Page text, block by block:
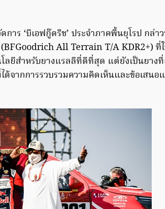
การ ‘บีเอฟกู๊ดริช’ ประจำภาคพื้นยุโรป กล่า
(BFGoodrich All Terrain T/A KDR2+) ที่
ลยีสำหรับยางแรลลีที่ดีที่สุด แต่ยังเป็นยางที่
จากการรวบรวมความคิดเห็นและข้อเสนอ